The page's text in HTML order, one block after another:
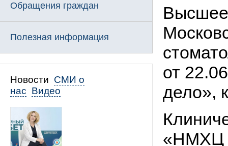
Обращения граждан
Полезная информация
Новости СМИ о
нас Видео
Высшее
от
дело»,
«НМХЦ